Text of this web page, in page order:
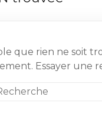
que rien ne soit
Essayer une